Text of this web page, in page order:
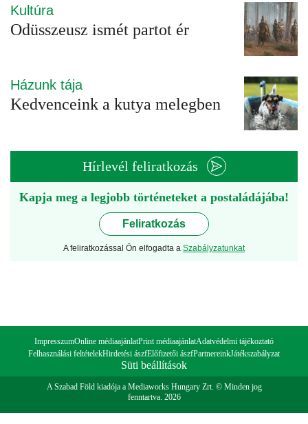
Kultúra
Odüsszeusz ismét partot ér
Házunk tája
Kedvenceink a kutya melegben
Hírlevél feliratkozás
Kapja meg a legjobb történeteket a postaládájába!
Feliratkozás
A feliratkozással Ön elfogadta a Szabályzatunkat
ImpresszumOnline médiaajánlatPrint médiaajánlatAdatvédelmi tájékoztató
Felhasználási feltételekHirdetési ászfElőfizetői ászfPartnereinkJátékszabályzat
Süti beállítások
A Szabad Föld kiadója a Mediaworks Hungary Zrt. © Minden jog
fenntartva. 2026